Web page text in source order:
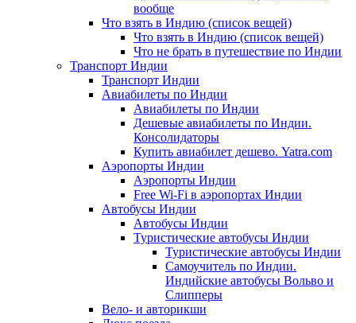
вообще
Что взять в Индию (список вещей)
Что взять в Индию (список вещей)
Что не брать в путешествие по Индии
Транспорт Индии
Транспорт Индии
Авиабилеты по Индии
Авиабилеты по Индии
Дешевые авиабилеты по Индии.
Консолидаторы
Купить авиабилет дешево. Yatra.com
Аэропорты Индии
Аэропорты Индии
Free Wi-Fi в аэропортах Индии
Автобусы Индии
Автобусы Индии
Туристические автобусы Индии
Туристические автобусы Индии
Самоучитель по Индии.
Индийские автобусы Вольво и
Слипперы
Вело- и авторикши